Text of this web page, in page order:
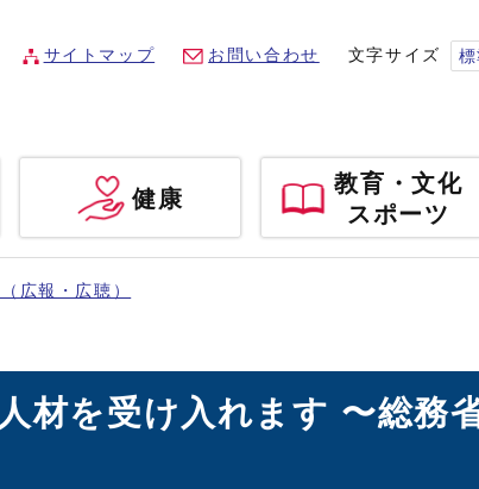
サイトマップ お問い合わせ 文字サイズ 標
健康
教育・文化
スポーツ
広報・広聴）
材を受け入れます 〜総務